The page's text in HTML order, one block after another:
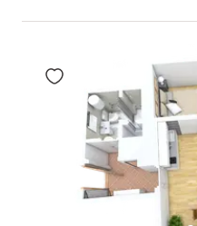
Přidat do oblíbených